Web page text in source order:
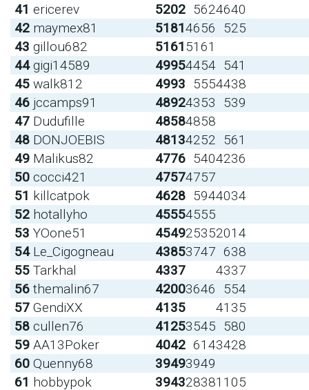
41 ericerev 5202 5624640
42 maymex81 51814656
525
43 gillou682 51615161
44 gigi14589 49954454 541
45 walk812 4993 5554438
46 jccamps91 48924353
539
47 Dudufille 48584858
48 DONJOEBIS 48134252 561
49 Malikus82 4776 5404236
50 cocci421 47574757
51 killcatpok 4628 5944034
52 hotallyho 45554555
53 YOone51 454925352014
54 Le_Cigogneau 43853747 638
55 Tarkhal 4337
4337
56 themalin67 42003646
554
57 GendiXX 4135
4135
58 cullen76 41253545 580
59 AA13Poker 4042 6143428
60 Quenny68 39493949
61 hobbypok 394328381105